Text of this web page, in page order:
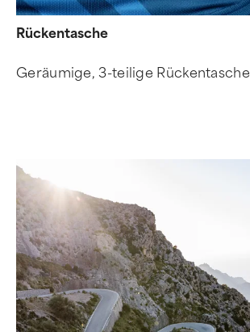
Rückentasche
Geräumige, 3-teilige Rückentasche